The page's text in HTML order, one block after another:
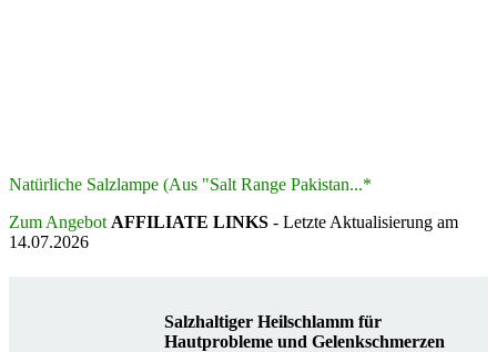
Natürliche Salzlampe (Aus "Salt Range Pakistan...*
Zum Angebot AFFILIATE LINKS - Letzte Aktualisierung am
14.07.2026
Salzhaltiger Heilschlamm für
Hautprobleme und Gelenkschmerzen